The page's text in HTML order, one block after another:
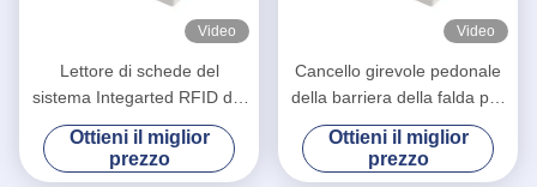
Video
Lettore di schede del
sistema Integarted RFID del
controllo di accesso del
portone della barriera della
falda ed analizzatore di QR
Ottieni il miglior
prezzo
Video
Cancello girevole pedonale
della barriera della falda per
gestione della sicurezza
dell'interno ed all'aperto
Ottieni il miglior
prezzo